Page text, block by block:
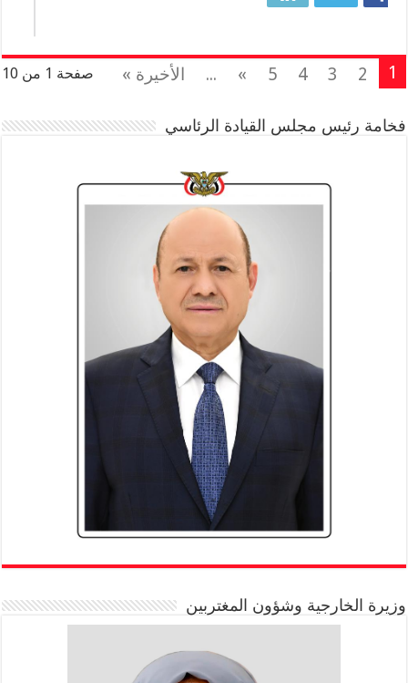
صفحة 1 من 10 1
2
3
4
5
»
... الأخيرة »
فخامة رئيس مجلس القيادة الرئاسي
وزيرة الخارجية وشؤون المغتربين